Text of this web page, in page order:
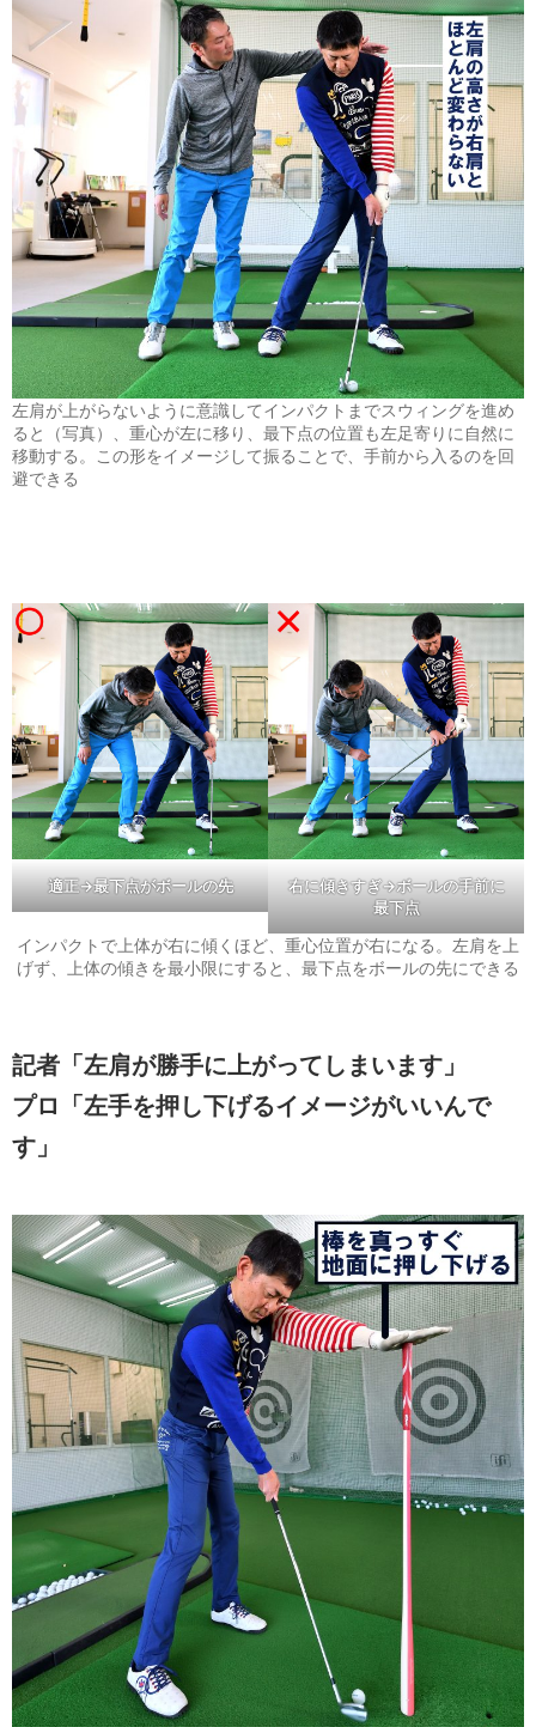
左肩が上がらないように意識してインパクトまでスウィングを進め
ると（写真）、重心が左に移り、最下点の位置も左足寄りに自然に
移動する。この形をイメージして振ることで、手前から入るのを回
避できる
適正→最下点がボールの先 右に傾きすぎ→ボールの手前に
最下点
インパクトで上体が右に傾くほど、重心位置が右になる。左肩を上
げず、上体の傾きを最小限にすると、最下点をボールの先にできる
記者「左肩が勝手に上がってしまいます」
プロ「左手を押し下げるイメージがいいんで
す」